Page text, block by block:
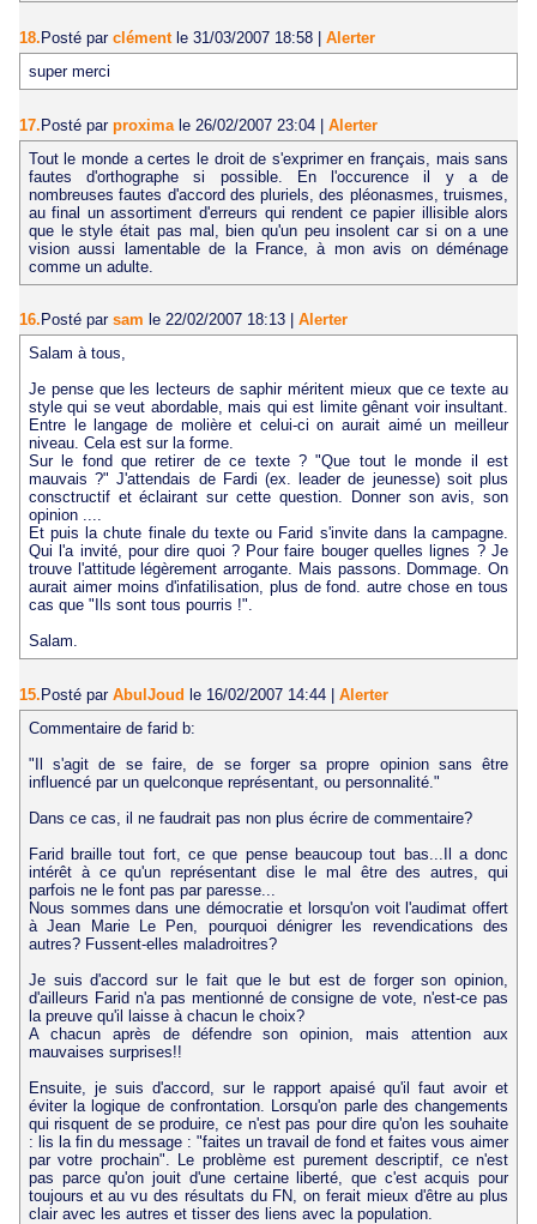
18. Posté par clément le 31/03/2007 18:58
Alerter
super merci
17. Posté par proxima le 26/02/2007 23:04
Alerter
Tout le monde a certes le droit de s'exprimer en français, mais sans
fautes d'orthographe si possible. En l'occurence il y a de
nombreuses fautes d'accord des pluriels, des pléonasmes, truismes,
au final un assortiment d'erreurs qui rendent ce papier illisible alors
que le style était pas mal, bien qu'un peu insolent car si on a une
vision aussi lamentable de la France, à mon avis on déménage
comme un adulte.
16. Posté par sam le 22/02/2007 18:13
Alerter
Salam à tous,
Je pense que les lecteurs de saphir méritent mieux que ce texte au
style qui se veut abordable, mais qui est limite gênant voir insultant.
Entre le langage de molière et celui-ci on aurait aimé un meilleur
niveau. Cela est sur la forme.
Sur le fond que retirer de ce texte ? "Que tout le monde il est
mauvais ?" J'attendais de Fardi (ex. leader de jeunesse) soit plus
consctructif et éclairant sur cette question. Donner son avis, son
opinion ....
Et puis la chute finale du texte ou Farid s'invite dans la campagne.
Qui l'a invité, pour dire quoi ? Pour faire bouger quelles lignes ? Je
trouve l'attitude légèrement arrogante. Mais passons. Dommage. On
aurait aimer moins d'infatilisation, plus de fond. autre chose en tous
cas que "Ils sont tous pourris !".
Salam.
15. Posté par AbulJoud le 16/02/2007 14:44
Alerter
Commentaire de farid b:
"Il s'agit de se faire, de se forger sa propre opinion sans être
influencé par un quelconque représentant, ou personnalité."
Dans ce cas, il ne faudrait pas non plus écrire de commentaire?
Farid braille tout fort, ce que pense beaucoup tout bas...Il a donc
intérêt à ce qu'un représentant dise le mal être des autres, qui
parfois ne le font pas par paresse...
Nous sommes dans une démocratie et lorsqu'on voit l'audimat offert
à Jean Marie Le Pen, pourquoi dénigrer les revendications des
autres? Fussent-elles maladroitres?
Je suis d'accord sur le fait que le but est de forger son opinion,
d'ailleurs Farid n'a pas mentionné de consigne de vote, n'est-ce pas
la preuve qu'il laisse à chacun le choix?
A chacun après de défendre son opinion, mais attention aux
mauvaises surprises!!
Ensuite, je suis d'accord, sur le rapport apaisé qu'il faut avoir et
éviter la logique de confrontation. Lorsqu'on parle des changements
qui risquent de se produire, ce n'est pas pour dire qu'on les souhaite
: lis la fin du message : "faites un travail de fond et faites vous aimer
par votre prochain". Le problème est purement descriptif, ce n'est
pas parce qu'on jouit d'une certaine liberté, que c'est acquis pour
toujours et au vu des résultats du FN, on ferait mieux d'être au plus
clair avec les autres et tisser des liens avec la population.